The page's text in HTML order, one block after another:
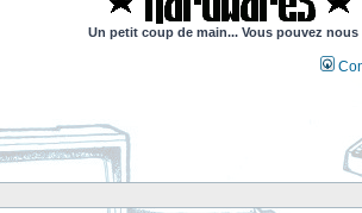
Un petit coup de main... Vous pouvez